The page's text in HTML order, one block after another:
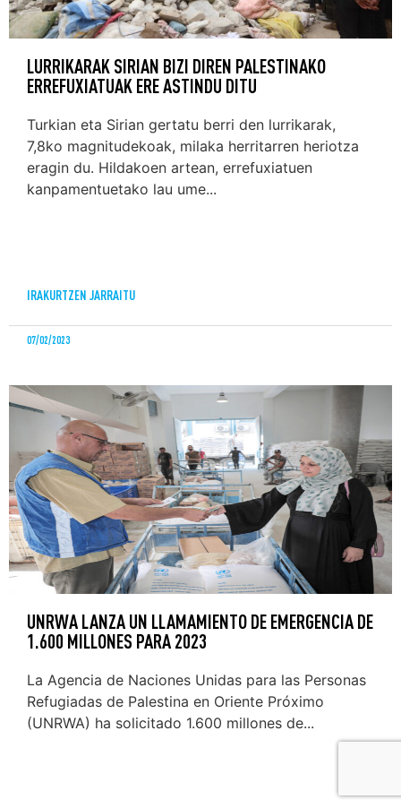
LURRIKARAK SIRIAN BIZI DIREN PALESTINAKO
ERREFUXIATUAK ERE ASTINDU DITU
Turkian eta Sirian gertatu berri den lurrikarak,
7,8ko magnitudekoak, milaka herritarren heriotza
eragin du. Hildakoen artean, errefuxiatuen
kanpamentuetako lau ume...
IRAKURTZEN JARRAITU
07/02/2023
UNRWA LANZA UN LLAMAMIENTO DE EMERGENCIA DE
1.600 MILLONES PARA 2023
La Agencia de Naciones Unidas para las Personas
Refugiadas de Palestina en Oriente Próximo
(UNRWA) ha solicitado 1.600 millones de...